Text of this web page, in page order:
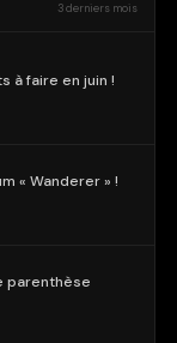
3 derniers mois
à faire en juin !
« Wanderer » !
parenthèse